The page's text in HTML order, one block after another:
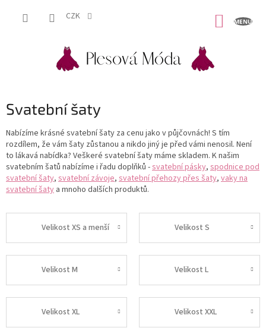
CZK
Svatební šaty
Nabízíme krásné svatební šaty za cenu jako v půjčovnách! S tím
rozdílem, že vám šaty zůstanou a nikdo jiný je před vámi nenosil. Není
to lákavá nabídka? Veškeré svatební šaty máme skladem. K našim
svatebním šatů nabízíme i řadu doplňků -svatební pásky, spodnice pod
svatební šaty, svatební závoje, svatební přehozy přes šaty, vaky na
svatební šaty a mnoho dalších produktů.
Velikost XS a menší Velikost S
Velikost M Velikost L
Velikost XL Velikost XXL